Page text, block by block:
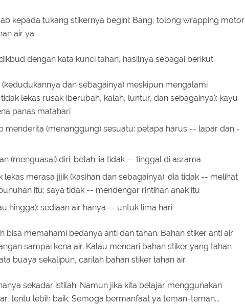
kepada tukang stikernya begini: Bang, tolong wrapping motor
air ya.
dengan kata kunci tahan, hasilnya sebagai berikut:
dan sebagainya) meskipun mengalami
lekas rusak (berubah, kalah, luntur, dan sebagainya): kayu
panas matahari
menderita (menanggung) sesuatu: petapa harus -- lapar dan -
(menguasai) diri; betah: ia tidak -- tinggal di asrama
lekas merasa jijik (kasihan dan sebagainya): dia tidak -- melihat
itu; saya tidak -- mendengar rintihan anak itu
hingga): sediaan air hanya -- untuk lima hari
bisa memahami bedanya anti dan tahan. Bahan stiker anti air
sampai kena air. Kalau mencari bahan stiker yang tahan
buaya sekalipun, carilah bahan stiker tahan air.
sekadar istilah. Namun jika kita belajar menggunakan
tentu lebih baik. Semoga bermanfaat ya teman-teman...